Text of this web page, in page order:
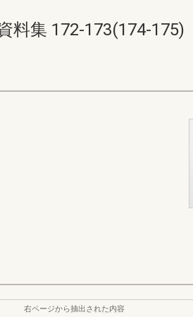
料集 172-173(174-175)
右ページから抽出された内容